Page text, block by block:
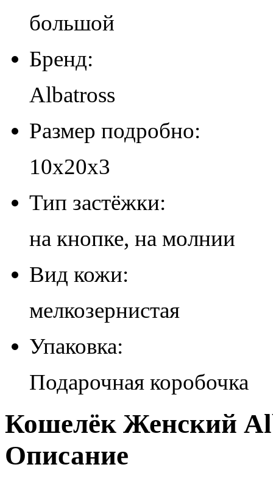
большой
Бренд:
Albatross
Размер подробно:
10х20х3
Тип застёжки:
на кнопке, на молнии
Вид кожи:
мелкозернистая
Упаковка:
Подарочная коробочка
Кошелёк Женский
Описание